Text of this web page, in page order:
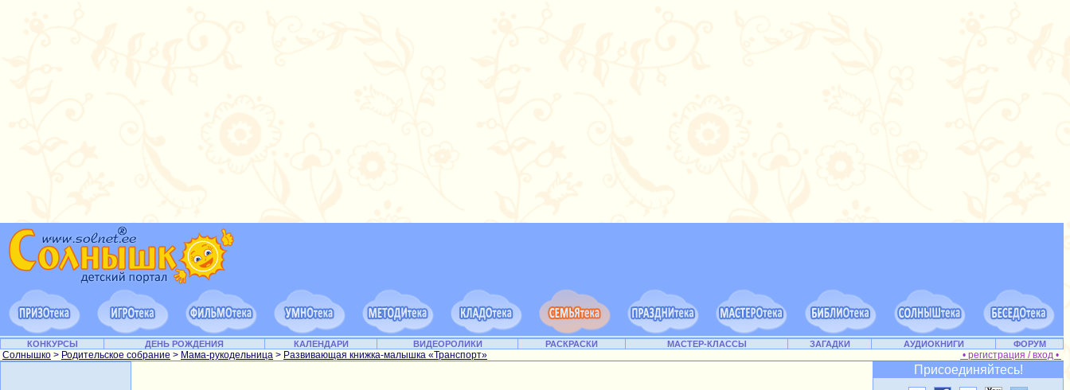
КОНКУРСЫ ДЕНЬ РОЖДЕНИЯ КАЛЕНДАРИ ВИДЕОРОЛИКИ РАСКРАСКИ МАСТЕР-КЛАССЫ ЗАГАДКИ АУДИОКНИГИ ФОРУМ
Солнышко > Родительское собрание > Мама-рукодельница > Развивающая книжка-малышка «Транспорт» • регистрация / вход •
Присоединяйтесь!